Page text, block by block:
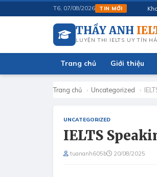
T6, 07/08/2026 TIN MỚI Khai
THẦY ANH
LUYỆN THI IELTS UY TÍN
Trang chủ Giới thiệu
Trang chủ › Uncategorized ›
UNCATEGORIZED
IELTS
tuananh605b 20/08/2025